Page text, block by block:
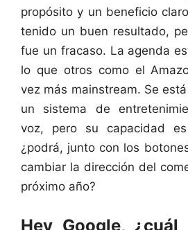
propósito y un beneficio
tenido un buen resultado,
fue un fracaso. La agenda
lo que otros como el
vez más mainstream. Se
un sistema de
voz, pero su capacidad
¿podrá, junto con los
cambiar la dirección del
próximo año?
Hey Google,